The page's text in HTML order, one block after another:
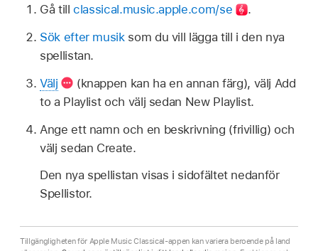
Gå tillclassical.music.apple.com/se
.
Sök efter musiksom du vill lägga till i den nya
spellistan.
Välj
(knappen kan ha en annan färg), välj Add
to a Playlist och välj sedan New Playlist.
Ange ett namn och en beskrivning (frivillig) och
välj sedan Create.
Den nya spellistan visas i sidofältet nedanför
Spellistor.
Tillgängligheten för Apple Music Classical-appen kan variera beroende på land